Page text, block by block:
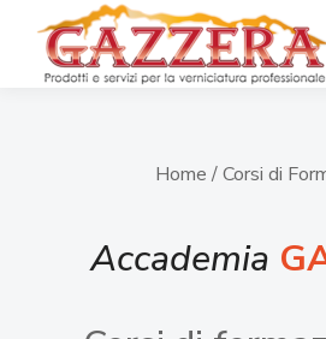
Home / Corsi di
Accademia